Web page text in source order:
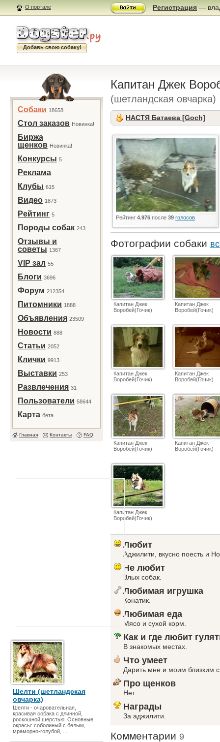
О портале Регистрация —
Добавь свою собаку!
Собаки 18658
Стол заказов Новинка!
Биржа
щенков Новинка!
Конкурсы 5
Реклама
Клубы 615
Видео 1873
Рейтинг 5
Породы собак 243
Отзывы и
советы 1367
VIP зал 55
Блоги 3696
Форум 212354
Питомники 1888
Объявления 23509
Новости 888
Статьи 2052
Клички 9913
Выставки 253
Развлечения 31
Пользователи 58644
Карта бета
Главная Контакты FAQ
Шелти (шетландская
овчарка)
Шелти - очаровательная,
красивая собака с длинной,
роскошной шерстью. Основные
окрасы: соболиный с белым,
мраморно-голубой, ...
Капитан Джек
(шетландская овчарка)
НАСТЯ Батаева [Goch]
Рейтинг 4.976 после 39 голосов
Фотографии собаки
Капитан Джек
Воробей(Гочик)
Капитан Джек
Воробей(Гочик)
Капитан Джек
Воробей(Гочик)
Капитан Джек
Воробей(Гочик)
Капитан Джек
Воробей(Гочик)
Капитан Джек
Воробей(Гочик)
Капитан Джек
Воробей(Гочик)
Любит
Аджилити, вкусно поесть и
Не любит
Злых собак.
Любимая игрушка
Конатик.
Любимая еда
Мясо и сухой корм.
Как и где любит
В знакомых местах.
Что умеет
Дарить мне и моим близким
Про щенков
Нет.
Награды
За аджилити.
Комментарии 9